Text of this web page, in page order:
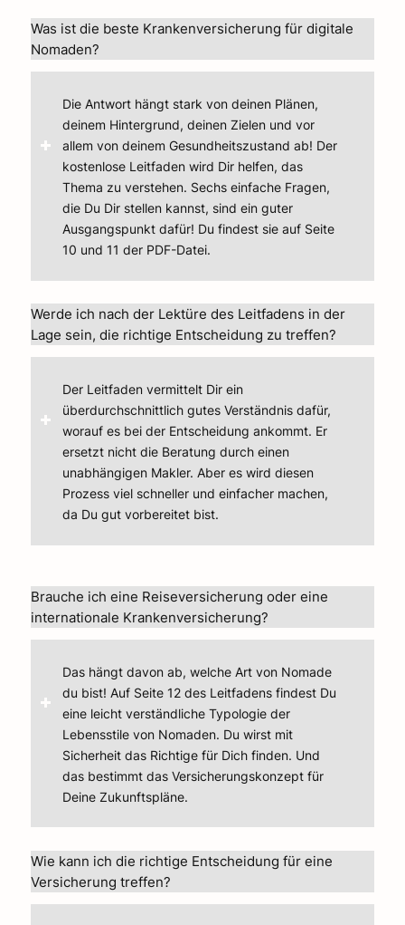
Was ist die beste Krankenversicherung für digitale
Nomaden?
Die Antwort hängt stark von deinen Plänen,
deinem Hintergrund, deinen Zielen und vor
allem von deinem Gesundheitszustand ab! Der
kostenlose Leitfaden wird Dir helfen, das
Thema zu verstehen. Sechs einfache Fragen,
die Du Dir stellen kannst, sind ein guter
Ausgangspunkt dafür! Du findest sie auf Seite
10 und 11 der PDF-Datei.
Werde ich nach der Lektüre des Leitfadens in der
Lage sein, die richtige Entscheidung zu treffen?
Der Leitfaden vermittelt Dir ein
überdurchschnittlich gutes Verständnis dafür,
worauf es bei der Entscheidung ankommt. Er
ersetzt nicht die Beratung durch einen
unabhängigen Makler. Aber es wird diesen
Prozess viel schneller und einfacher machen,
da Du gut vorbereitet bist.
Brauche ich eine Reiseversicherung oder eine
internationale Krankenversicherung?
Das hängt davon ab, welche Art von Nomade
du bist! Auf Seite 12 des Leitfadens findest Du
eine leicht verständliche Typologie der
Lebensstile von Nomaden. Du wirst mit
Sicherheit das Richtige für Dich finden. Und
das bestimmt das Versicherungskonzept für
Deine Zukunftspläne.
Wie kann ich die richtige Entscheidung für eine
Versicherung treffen?